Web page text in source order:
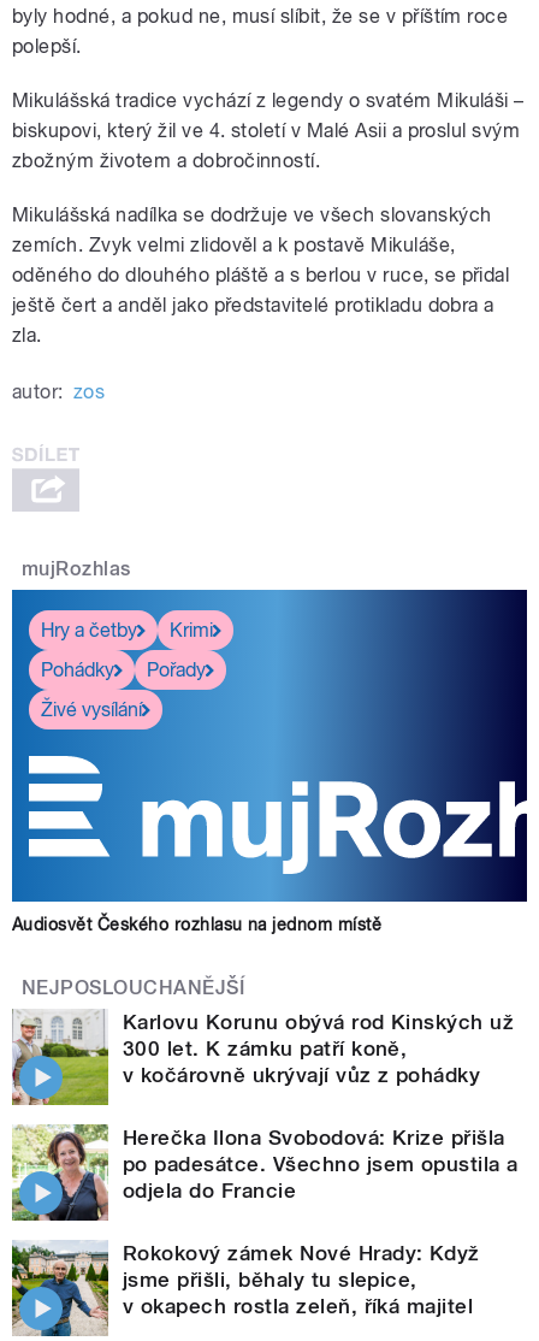
byly hodné, a pokud ne, musí slíbit, že se v příštím roce
polepší.
Mikulášská tradice vychází z legendy o svatém Mikuláši –
biskupovi, který žil ve 4. století v Malé Asii a proslul svým
zbožným životem a dobročinností.
Mikulášská nadílka se dodržuje ve všech slovanských
zemích. Zvyk velmi zlidověl a k postavě Mikuláše,
oděného do dlouhého pláště a s berlou v ruce, se přidal
ještě čert a anděl jako představitelé protikladu dobra a
zla.
autor: zos
mujRozhlas
Hry a četby
Krimi
Pohádky
Pořady
Živé vysílání
Audiosvět Českého rozhlasu na jednom místě
NEJPOSLOUCHANĚJŠÍ
Karlovu Korunu obývá rod Kinských už
300 let. K zámku patří koně,
v kočárovně ukrývají vůz z pohádky
Herečka Ilona Svobodová: Krize přišla
po padesátce. Všechno jsem opustila a
odjela do Francie
Rokokový zámek Nové Hrady: Když
jsme přišli, běhaly tu slepice,
v okapech rostla zeleň, říká majitel